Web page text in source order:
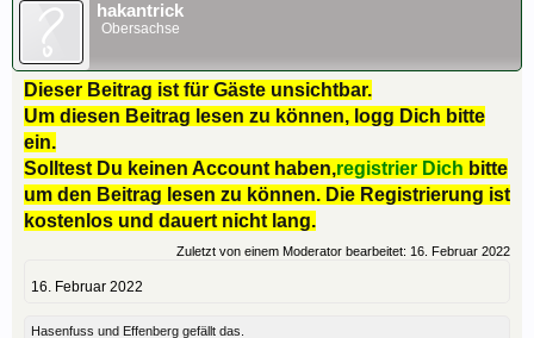
hakantrick
Obersachse
Dieser Beitrag ist für Gäste unsichtbar.
Um diesen Beitrag lesen zu können, logg Dich bitte
ein.
Solltest Du keinen Account haben,registrier Dich bitte
um den Beitrag lesen zu können. Die Registrierung ist
kostenlos und dauert nicht lang.
Zuletzt von einem Moderator bearbeitet: 16. Februar 2022
16. Februar 2022
Hasenfuss und Effenberg gefällt das.